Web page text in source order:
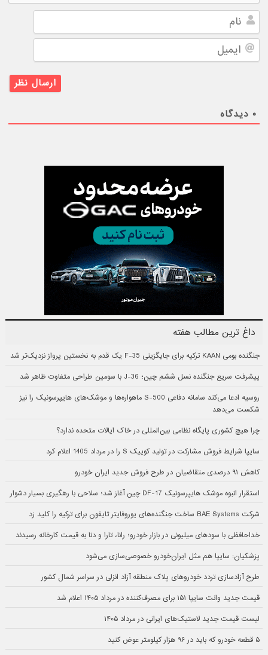
ایمیل
۰ دیدگاه
داغ ترین مطالب هفته
جنگنده بومی KAAN ترکیه برای جایگزینی F-35 یک قدم به نخستین پرواز نزدیک‌تر شد
پیشرفت سریع جنگنده نسل ششم چین؛ J-36 با سومین طراحی متفاوت ظاهر شد
روسیه ادعا می‌کند سامانه دفاعی S-500 ماهواره‌ها و موشک‌های هایپرسونیک را نیز
شکست می‌دهد
چرا هیچ کشوری پایگاه نظامی بین‌المللی در خاک ایالات متحده ندارد؟
سایپا شرایط فروش مشارکت در تولید کوییک S را در مرداد 1405 اعلام کرد
کاهش ۹۱ درصدی متقاضیان در طرح فروش جدید ایران خودرو
استقرار انبوه موشک هایپرسونیک DF-17 چین آغاز شد؛ سلاحی با رهگیری بسیار دشوار
شرکت BAE Systems ساخت جنگنده‌های یوروفایتر تایفون برای ترکیه را کلید زد
خداحافظی با سودهای میلیونی در بازار خودرو؛ رانا، تارا و دنا به قیمت کارخانه رسیدند
پزشکیان: سایپا هم مثل ایران‌خودرو خصوصی‌سازی می‌شود
طرح آزادسازی تردد خودروهای پلاک منطقه آزاد انزلی در سراسر شمال کشور
قیمت جدید وانت سایپا ۱۵۱ برای مصرف‌کننده در مرداد ۱۴۰۵ اعلام شد
لیست قیمت جدید لاستیک‌های ایرانی در مرداد ۱۴۰۵
۵ قطعه خودرو که باید در ۹۶ هزار کیلومتر عوض کنید